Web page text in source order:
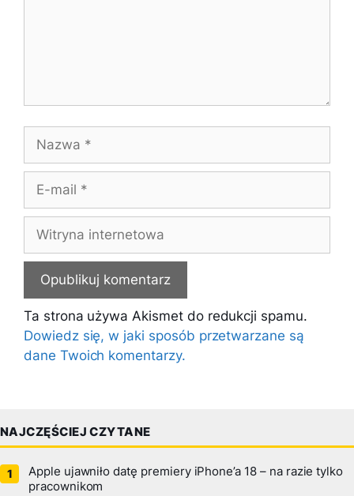
mail
internetowa
Ta strona używa Akismet do redukcji spamu.
Dowiedz się, w jaki sposób przetwarzane są
dane Twoich komentarzy.
NAJCZĘŚCIEJ CZYTANE
Apple ujawniło datę premiery iPhone’a 18 – na razie tylko
pracownikom